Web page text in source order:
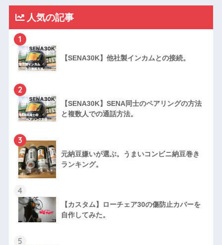
人気の記事
1
【SENA30K】他社製インカムとの接続。
2
【SENA30K】SENA同士のペアリングの方法
と複数人での通話方法。
3
元納豆嫌いが選ぶ。うまいコンビニ納豆巻き
ランキング。
4
【カスタム】ローチェア30の傷防止カバーを
自作してみた。
5